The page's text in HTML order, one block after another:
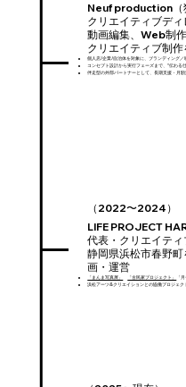
Neuf production（
クリエイティブデ
動画編集、Web制
クリエイティブ制
個人店/企業/自治体を対象に、ブランディング
コンセプト設計から実行フェーズまで、“伝わる
伴走型の外部パートナーとして、長期支援・月
LIFE PROJECT
代表・クリエイティ
静岡県浜松市春野
画・運営
「まんま写真展」 「古民家プロジェクト」
「
浜松アーツ&クリエイションとの協働プロジェク
（2022〜2024）